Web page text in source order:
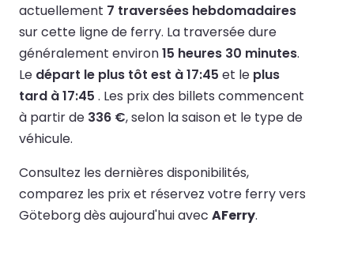
actuellement 7 traversées hebdomadaires
sur cette ligne de ferry. La traversée dure
généralement environ15 heures 30 minutes.
Le départ le plus tôt est à 17:45 et le plus
tard à 17:45 . Les prix des billets commencent
à partir de 336 €, selon la saison et le type de
véhicule.
Consultez les dernières disponibilités,
comparez les prix et réservez votre ferry vers
Göteborg dès aujourd'hui avec AFerry.